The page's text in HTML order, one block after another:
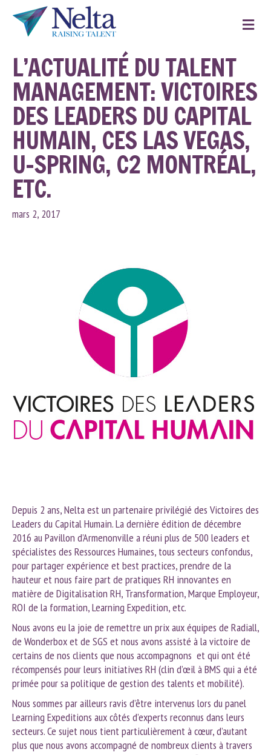
M
e
L’ACTUALITÉ DU TALENT
MANAGEMENT: VICTOIRES
DES LEADERS DU CAPITAL
HUMAIN, CES LAS VEGAS,
U-SPRING, C2 MONTRÉAL,
ETC.
mars 2, 2017
Depuis 2 ans, Nelta est un partenaire privilégié des Victoires des
Leaders du Capital Humain. La dernière édition de décembre
2016 au Pavillon d’Armenonville a réuni plus de 500 leaders et
spécialistes des Ressources Humaines, tous secteurs confondus,
pour partager expérience et best practices, prendre de la
hauteur et nous faire part de pratiques RH innovantes en
matière de Digitalisation RH, Transformation, Marque Employeur,
ROI de la formation, Learning Expedition, etc.
Nous avons eu la joie de remettre un prix aux équipes de Radiall,
de Wonderbox et de SGS et nous avons assisté à la victoire de
certains de nos clients que nous accompagnons et qui ont été
récompensés pour leurs initiatives RH (clin d’œil à BMS qui a été
primée pour sa politique de gestion des talents et mobilité).
Nous sommes par ailleurs ravis d’être intervenus lors du panel
Learning Expeditions aux côtés d’experts reconnus dans leurs
secteurs. Ce sujet nous tient particulièrement à cœur, d’autant
plus que nous avons accompagné de nombreux clients à travers